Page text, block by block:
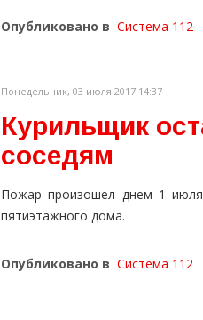
Опубликовано в Система 112
Понедельник, 03 июля 2017 14:37
Курильщик
соседям
Пожар произошел днем 1
пятиэтажного дома.
Опубликовано в Система 112